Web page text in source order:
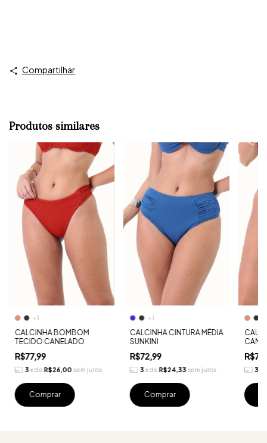
Compartilhar
Produtos similares
+1
CALCINHA BOMBOM
TECIDO CANELADO
R$77,99
3 xde R$26,00 sem juros
Comprar
+1
CALCINHA CINTURA MÉDIA
SUNKINI
R$72,99
3 xde R$24,33 sem juros
Comprar
3